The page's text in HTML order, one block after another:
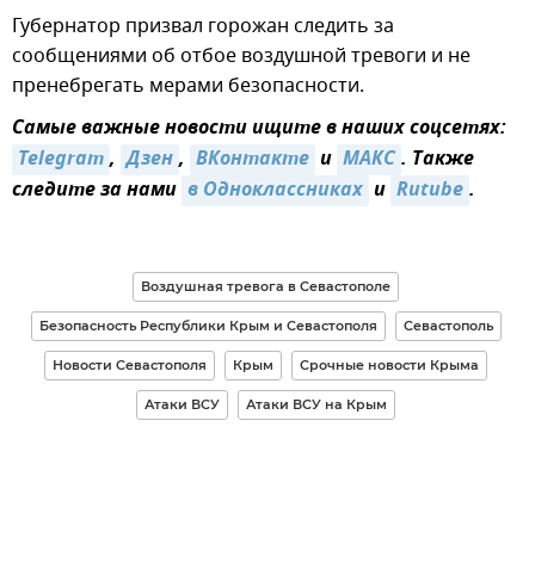
Губернатор призвал горожан следить за
сообщениями об отбое воздушной тревоги и не
пренебрегать мерами безопасности.
Самые важные новости ищите в наших соцсетях:
Telegram, Дзен, ВКонтакте и МАКС. Также
следите за нами в Одноклассниках и Rutube.
Воздушная тревога в Севастополе
Безопасность Республики Крым и Севастополя Севастополь
Новости Севастополя Крым Срочные новости Крыма
Атаки ВСУ Атаки ВСУ на Крым